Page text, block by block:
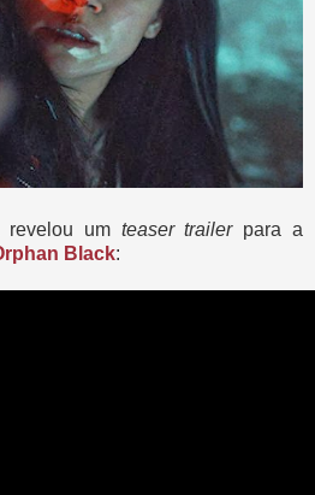
revelou um teaser trailerpara a
Black: